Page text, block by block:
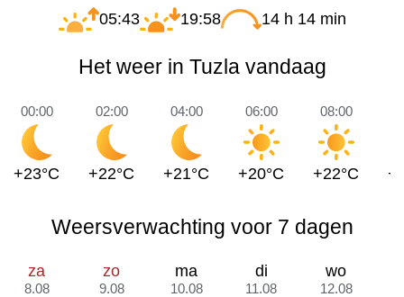
05:43 19:58 14 h 14 min
Het weer in Tuzla vandaag
00:00
+23°C
02:00
+22°C
04:00
+21°C
06:00
+20°C
08:00
+22°C
Weersverwachting voor 7 dagen
za
8.08
zo
9.08
ma
10.08
di
11.08
wo
12.08